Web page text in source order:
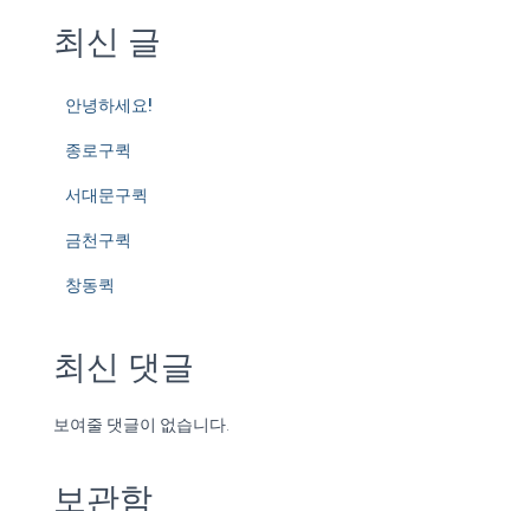
최신 글
안녕하세요!
종로구퀵
서대문구퀵
금천구퀵
창동퀵
최신 댓글
보여줄 댓글이 없습니다.
보관함